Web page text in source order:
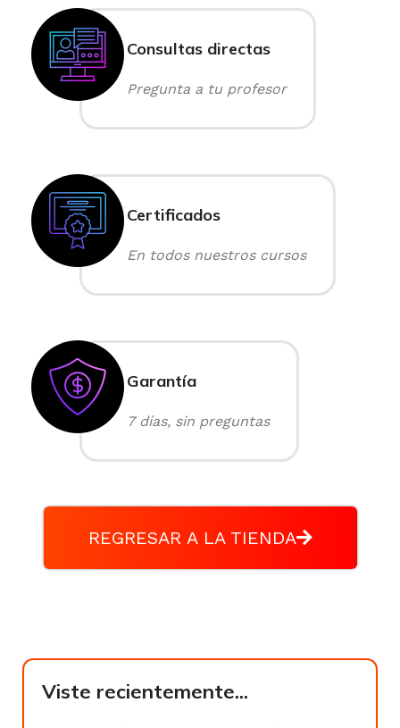
Consultas directas
Pregunta a tu profesor
Certificados
En todos nuestros cursos
Garantía
7 días, sin preguntas
REGRESAR A LA TIENDA
Viste recientemente...